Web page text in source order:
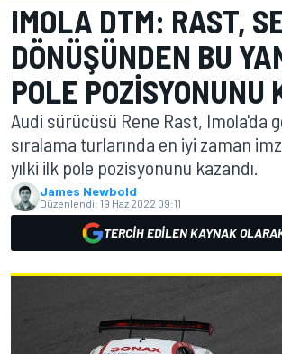
IMOLA DTM: RAST,
DÖNÜŞÜNDEN BU
POLE POZISYONUNU
Audi sürücüsü Rene Rast, Imola'da
sıralama turlarında en iyi zaman
yılki ilk pole pozisyonunu kazandı.
James Newbold
Düzenlendi: 19 Haz 2022 09:11
TERCIH EDILEN KAYNAK